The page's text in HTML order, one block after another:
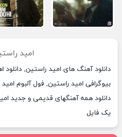
امید
دانلود آهنگ های امید راستین,
بیوگرافی امید راستین, فول آلبوم
دانلود همه آهنگهای قدیمی و جدید
یک فایل